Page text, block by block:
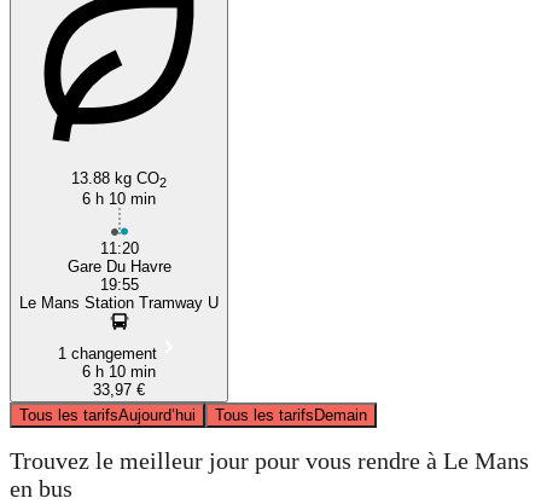
13.88 kg CO2
6 h 10 min
11:20
Gare Du Havre
19:55
Le Mans Station Tramway U
1 changement
6 h 10 min
33,97 €
Tous les tarifsAujourd’hui Tous les tarifsDemain
Trouvez le meilleur jour pour vous rendre à Le Mans
en bus